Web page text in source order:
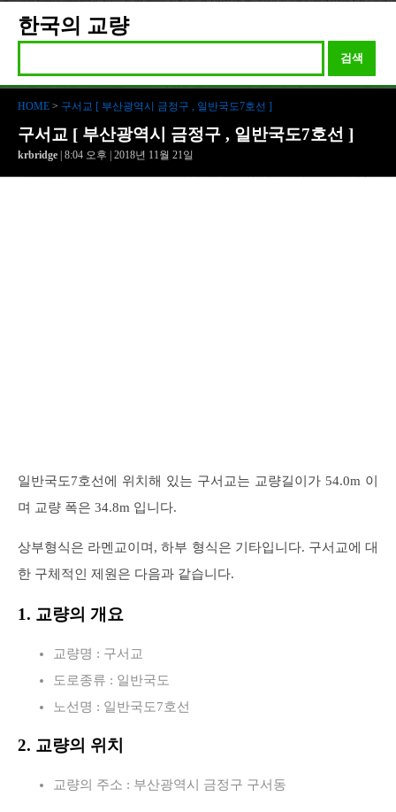
한국의 교량
검색
HOME > 구서교 [ 부산광역시 금정구 , 일반국도7호선 ]
구서교 [ 부산광역시 금정구 , 일반국도7호선 ]
krbridge | 8:04 오후 | 2018년 11월 21일
일반국도7호선에 위치해 있는 구서교는 교량길이가 54.0m 이
며 교량 폭은 34.8m 입니다.
상부형식은 라멘교이며, 하부 형식은 기타입니다. 구서교에 대
한 구체적인 제원은 다음과 같습니다.
1. 교량의 개요
교량명 : 구서교
도로종류 : 일반국도
노선명 : 일반국도7호선
2. 교량의 위치
교량의 주소 : 부산광역시 금정구 구서동